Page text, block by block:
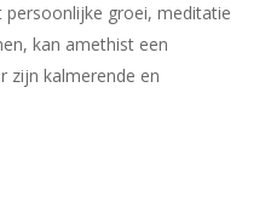
groei, meditatie
kan amethist een
zijn kalmerende en